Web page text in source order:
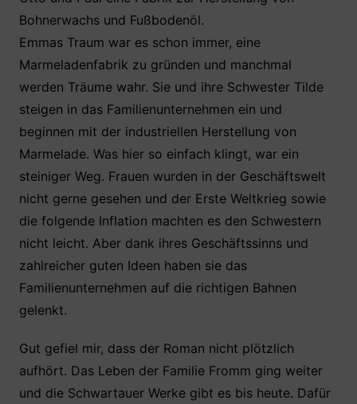
Bohnerwachs und Fußbodenöl.
Emmas Traum war es schon immer, eine
Marmeladenfabrik zu gründen und manchmal
werden Träume wahr. Sie und ihre Schwester Tilde
steigen in das Familienunternehmen ein und
beginnen mit der industriellen Herstellung von
Marmelade. Was hier so einfach klingt, war ein
steiniger Weg. Frauen wurden in der Geschäftswelt
nicht gerne gesehen und der Erste Weltkrieg sowie
die folgende Inflation machten es den Schwestern
nicht leicht. Aber dank ihres Geschäftssinns und
zahlreicher guten Ideen haben sie das
Familienunternehmen auf die richtigen Bahnen
gelenkt.
Gut gefiel mir, dass der Roman nicht plötzlich
aufhört. Das Leben der Familie Fromm ging weiter
und die Schwartauer Werke gibt es bis heute. Dafür